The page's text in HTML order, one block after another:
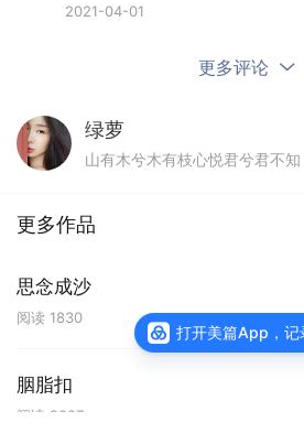
2021-04-01
更多评论
绿萝
山有木兮木有枝心悦君兮君不知
更多作品
思念成沙
阅读 1830
胭脂扣
阅读 2087
打开美篇App，记